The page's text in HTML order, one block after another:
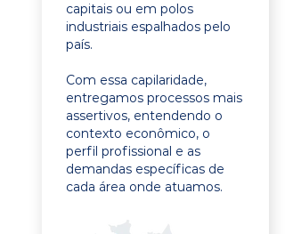
capitais ou em polos
industriais espalhados pelo
país.
Com essa capilaridade,
entregamos processos mais
assertivos, entendendo o
contexto econômico, o
perfil profissional e as
demandas específicas de
cada área onde atuamos.